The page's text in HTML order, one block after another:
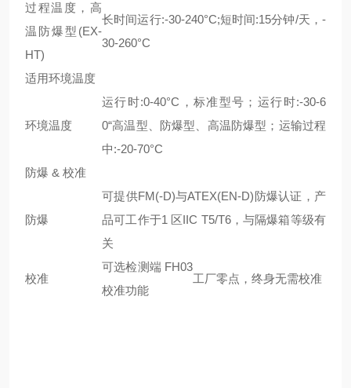
过程温度，高
温防爆型(EX-
HT)
长时间运行:-30-240°C;短时间:15分钟/天，-
30-260°C
适用环境温度
环境温度
运行时:0-40°C，标准型号；运行时:-30-6
0“高温型、防爆型、高温防爆型；运输过程
中:-20-70°C
防爆 & 校准
防爆
可提供FM(-D)与ATEX(EN-D)防爆认证，产
品可工作于1 区IIC T5/T6，与隔爆箱等级有
关
校准
可选检测端 FH03
校准功能
工厂零点，终身无需校准